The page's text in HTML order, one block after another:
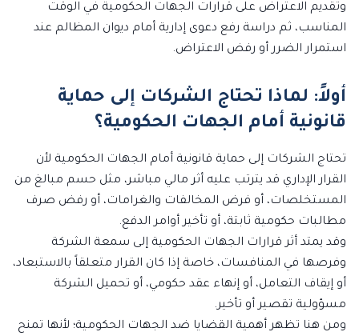
وتقديم الاعتراض على قرارات الجهات الحكومية في الوقت
المناسب، ثم دراسة رفع دعوى إدارية أمام ديوان المظالم عند
استمرار الضرر أو رفض الاعتراض.
أولاً: لماذا تحتاج الشركات إلى حماية
قانونية أمام الجهات الحكومية؟
تحتاج الشركات إلى حماية قانونية أمام الجهات الحكومية لأن
القرار الإداري قد يترتب عليه أثر مالي مباشر، مثل حسم مبالغ من
المستخلصات، أو فرض المخالفات والغرامات، أو رفض صرف
مطالبات حكومية ثابتة، أو تأخير أوامر الدفع.
وقد يمتد أثر قرارات الجهات الحكومية إلى سمعة الشركة
وفرصها في المنافسات، خاصة إذا كان القرار متعلقاً بالاستبعاد،
أو إيقاف التعامل، أو إنهاء عقد حكومي، أو تحميل الشركة
مسؤولية تقصير أو تأخير.
ومن هنا تظهر أهمية القضايا ضد الجهات الحكومية؛ لأنها تمنح